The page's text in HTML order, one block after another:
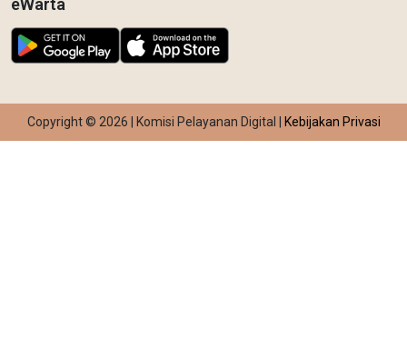
eWarta
Copyright © 2026 | Komisi Pelayanan Digital | Kebijakan Privasi